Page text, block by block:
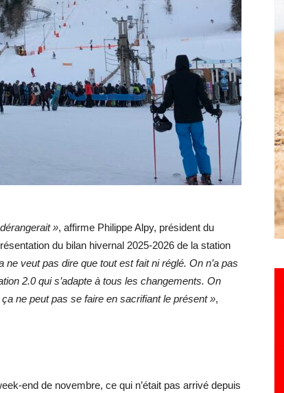
Hebdo25
», affirme Philippe Alpy, président du
du bilan hivernal 2025-2026 de la station
ne veut pas dire que tout est fait ni réglé. On n’a pas
2.0 qui s’adapte à tous les changements. On
ne peut pas se faire en sacrifiant le présent »,
end de novembre, ce qui n’était pas arrivé depuis